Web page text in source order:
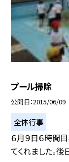
プール掃除
公開日 2015/06/09
全体行事
６月９日６時間
てくれました。後